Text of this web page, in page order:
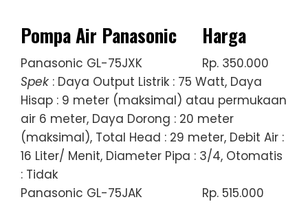
Pompa Air Panasonic Harga
Panasonic GL-75JXK
Rp. 350.000
Spek : Daya Output Listrik : 75 Watt, Daya
Hisap : 9 meter (maksimal) atau permukaan
air 6 meter, Daya Dorong : 20 meter
(maksimal), Total Head : 29 meter, Debit Air :
16 Liter/ Menit, Diameter Pipa : 3/4, Otomatis
: Tidak
Panasonic GL-75JAK
Rp. 515.000